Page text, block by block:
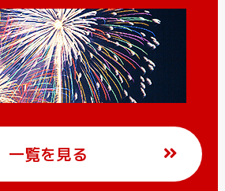
一覧を見る